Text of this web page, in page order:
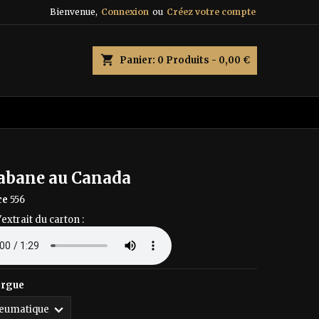
Bienvenue, Connexion ou Créez votre compte
shopping_cart Panier: 0 Produits - 0,00 €
au Canada
556
du carton :